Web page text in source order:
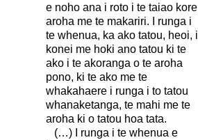
e noho ana i roto i te taiao kore
aroha me te makariri. I runga i
te whenua, ka ako tatou, heoi, i
konei me hoki ano tatou ki te
ako i te akoranga o te aroha
pono, ki te ako me te
whakahaere i runga i to tatou
whanaketanga, te mahi me te
aroha ki o tatou hoa tata.
(…) I runga i te whenua e